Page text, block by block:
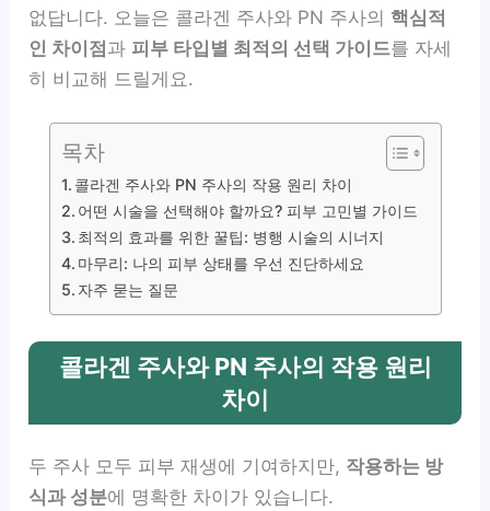
없답니다. 오늘은 콜라겐 주사와 PN 주사의 핵심적
인 차이점 과 피부 타입별 최적의 선택 가이드를 자세
히 비교해 드릴게요.
목차
콜라겐 주사와 PN 주사의 작용 원리 차이
어떤 시술을 선택해야 할까요? 피부 고민별 가이드
최적의 효과를 위한 꿀팁: 병행 시술의 시너지
마무리: 나의 피부 상태를 우선 진단하세요
자주 묻는 질문
콜라겐 주사와 PN 주사의 작용 원리
차이
두 주사 모두 피부 재생에 기여하지만, 작용하는 방
식과 성분에 명확한 차이가 있습니다.